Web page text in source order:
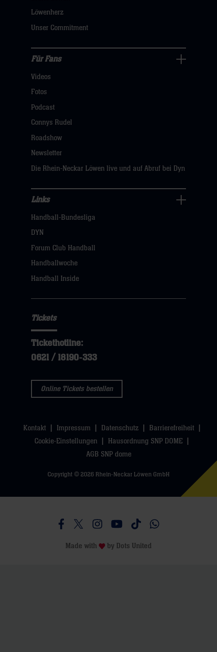
dann
hier
Löwenherz
Unser Commitment
Fans
Navigation
öffnen,
dann
hier
Für Fans
Videos
Fotos
Podcast
Connys Rudel
Roadshow
Newsletter
Die Rhein-Neckar Löwen live und auf Abruf bei Dyn
Navigation
öffnen,
dann
klicken
Links
Handball-Bundesliga
DYN
Forum Club Handball
Handballwoche
Handball Inside
Tickets
Tickethotline:
0621 / 18190-333
Online Tickets bestellen
Kontakt Impressum Datenschutz
Barrierefreiheit
Cookie-Einstellungen
Hausordnung SNP DOME
AGB SNP dome
Copyright © 2026 Rhein-Neckar Löwen GmbH
Besucht uns auf Facebook
Besucht uns auf Twitter
Besucht uns auf Instagram
Besucht uns auf Youtube
Besucht uns auf
Besucht uns auf
Made with by Dots United